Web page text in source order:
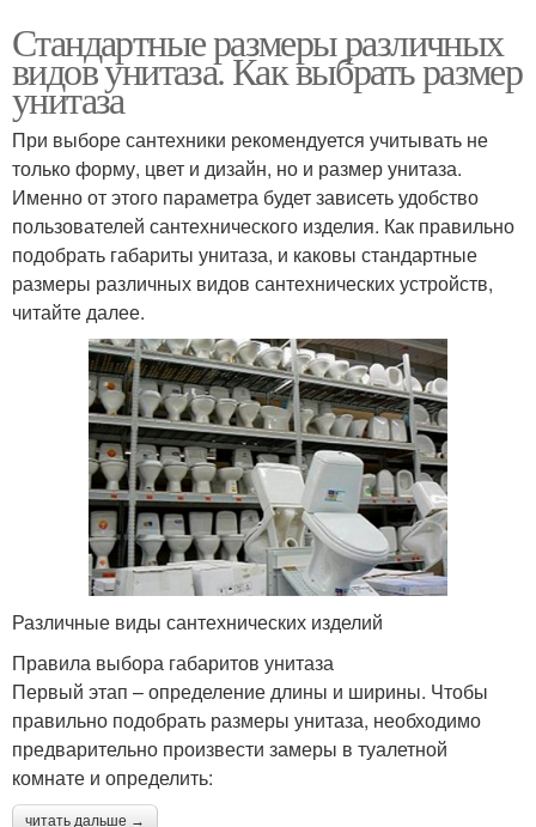
Стандартные размеры различных
видов унитаза. Как выбрать размер
унитаза
При выборе сантехники рекомендуется учитывать не
только форму, цвет и дизайн, но и размер унитаза.
Именно от этого параметра будет зависеть удобство
пользователей сантехнического изделия. Как правильно
подобрать габариты унитаза, и каковы стандартные
размеры различных видов сантехнических устройств,
читайте далее.
Различные виды сантехнических изделий
Правила выбора габаритов унитаза
Первый этап – определение длины и ширины. Чтобы
правильно подобрать размеры унитаза, необходимо
предварительно произвести замеры в туалетной
комнате и определить:
читать дальше →